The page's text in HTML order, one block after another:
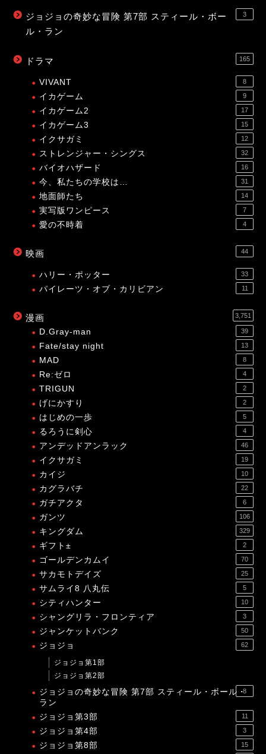
ジョジョの奇妙な冒険 第7部 スティール・ボー
ル・ラン
3
ドラマ 165
VIVANT 8
イカゲーム 9
イカゲーム2 17
イカゲーム3 15
イクサガミ 12
ストレンジャー・シングス 32
バイオハザード 16
今、私たちの学校は… 31
地面師たち 14
実写版ワンピース 7
愛の不時着 4
映画 44
ハリー・ポッター 33
パイレーツ・オブ・カリビアン 11
漫画 3,751
D.Gray-man 39
Fate/stay night 13
MAD 8
Re:ゼロ 4
TRIGUN 2
げにかすり 2
はじめの一歩 5
るろうに剣心 4
アンデッドアンラック 46
イクサガミ 19
カイジ 10
カグラバチ 22
ガチアクタ 6
ガンツ 106
キングダム 329
ギフト± 2
ゴールデンカムイ 70
サカモトデイズ 25
サムライ8 八丸伝 5
シティハンター 10
シャングリラ・フロンティア 3
ジャンケットバンク 50
ジョジョ 62
ジョジョ第1部
ジョジョ第2部
ジョジョの奇妙な冒険 第7部 スティール・ボール・
ラン
8
ジョジョ第3部 11
ジョジョ第4部 3
ジョジョ第8部 15